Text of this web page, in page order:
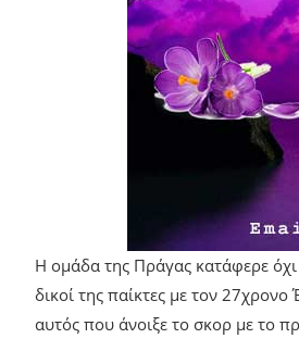
Η ομάδα της Πράγας κατάφερε
δικοί της παίκτες με τον
αυτός που άνοιξε το σκορ με το